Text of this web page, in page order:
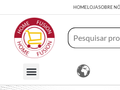
HOMELOJASOBRE